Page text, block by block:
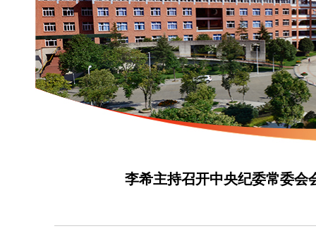
李希主持召开中央纪委常委会